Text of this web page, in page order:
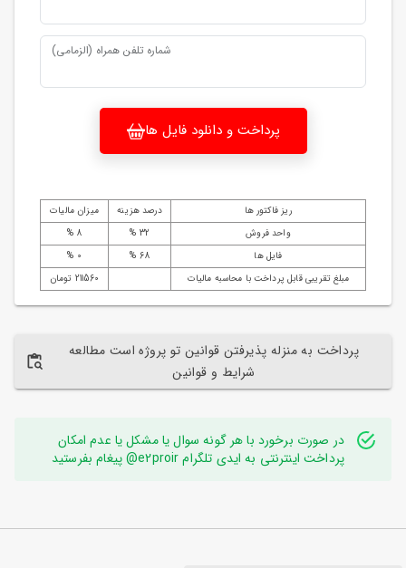
شماره تلفن همراه (الزمامی)
پرداخت و دانلود فایل ها
ریز فاکتور ها درصد هزینه
میزان مالیات
واحد فروش
32 %
8 %
فایل ها
68 %
0 %
مبلغ تقریبی قابل پرداخت با محاسبه مالیات
211560 تومان
پرداخت به منزله پذیرفتن قوانین تو پروژه است مطالعه
شرایط و قوانین
در صورت برخورد با هر گونه سوال یا مشکل یا عدم امکان
پرداخت اینترنتی به ایدی تلگرام e2proir@ پیغام بفرستید